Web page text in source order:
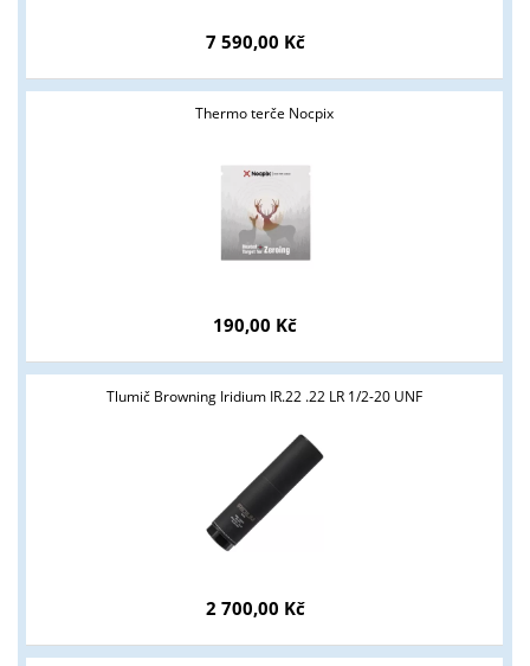
7 590,00 Kč
Thermo terče Nocpix
190,00 Kč
Tlumič Browning Iridium IR.22 .22 LR 1/2-20 UNF
2 700,00 Kč
podnikatelům v oblasti zbraně a střelivo. Splňujete tyto
podmínky?
ANO NE